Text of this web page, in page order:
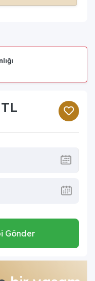
Gönder